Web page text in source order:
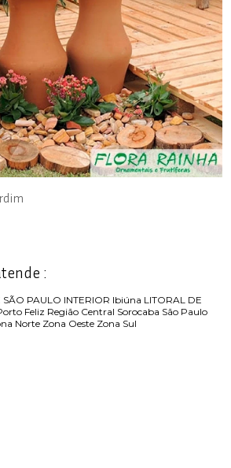
:
SÃO PAULO INTERIOR Ibiúna LITORAL DE
Feliz Região Central Sorocaba São Paulo
Norte Zona Oeste Zona Sul